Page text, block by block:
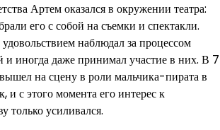
Артем оказался в окружении театра:
его с собой на съемки и спектакли.
наблюдал за процессом
и иногда даже принимал участие в них. В 7
на сцену в роли мальчика-пирата в
и с этого момента его интерес к
только усиливался.